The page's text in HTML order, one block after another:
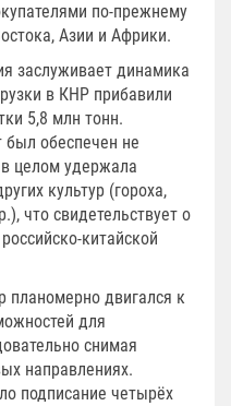
по-прежнему
Азии и Африки.
заслуживает динамика
в КНР прибавили
5,8 млн тонн.
был обеспечен не
целом удержала
культур (гороха,
что свидетельствует о
китайской
планомерно двигался к
для
снимая
направлениях.
подписание четырёх